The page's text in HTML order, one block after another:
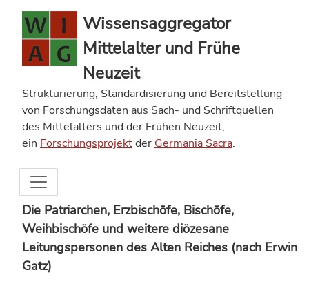
Wissensaggregator
Mittelalter und Frühe
Neuzeit
Strukturierung, Standardisierung und Bereitstellung
von Forschungsdaten aus Sach- und Schriftquellen
des Mittelalters und der Frühen Neuzeit,
ein Forschungsprojektder Germania Sacra.
Die Patriarchen, Erzbischöfe, Bischöfe,
Weihbischöfe und weitere diözesane
Leitungspersonen des Alten Reiches (nach Erwin
Gatz)